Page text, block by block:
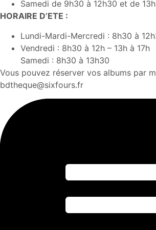
Samedi de 9h30 à 12h30 et de
HORAIRE D’ETE :
Lundi-Mardi-Mercredi : 8h30 à
Vendredi : 8h30 à 12h – 13h à 17h
Samedi : 8h30 à 13h30
Vous pouvez réserver vos albums par
bdtheque@sixfours.fr